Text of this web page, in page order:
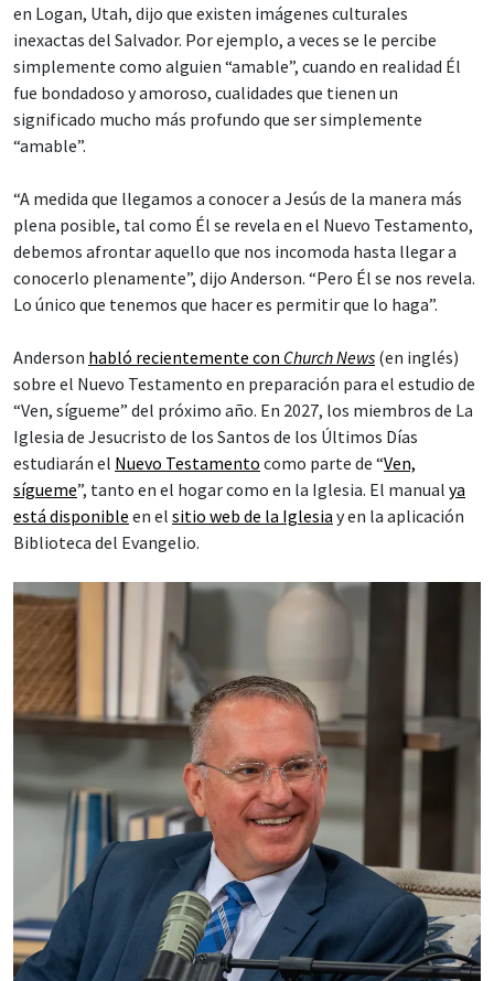
en Logan, Utah, dijo que existen imágenes culturales
inexactas del Salvador. Por ejemplo, a veces se le percibe
simplemente como alguien “amable”, cuando en realidad Él
fue bondadoso y amoroso, cualidades que tienen un
significado mucho más profundo que ser simplemente
“amable”.
“A medida que llegamos a conocer a Jesús de la manera más
plena posible, tal como Él se revela en el Nuevo Testamento,
debemos afrontar aquello que nos incomoda hasta llegar a
conocerlo plenamente”, dijo Anderson. “Pero Él se nos revela.
Lo único que tenemos que hacer es permitir que lo haga”.
Anderson habló recientemente con Church News (en inglés)
sobre el Nuevo Testamento en preparación para el estudio de
“Ven, sígueme” del próximo año. En 2027, los miembros de La
Iglesia de Jesucristo de los Santos de los Últimos Días
estudiarán el Nuevo Testamento como parte de “Ven,
sígueme”, tanto en el hogar como en la Iglesia. El manual ya
está disponible en el sitio web de la Iglesia y en la aplicación
Biblioteca del Evangelio.